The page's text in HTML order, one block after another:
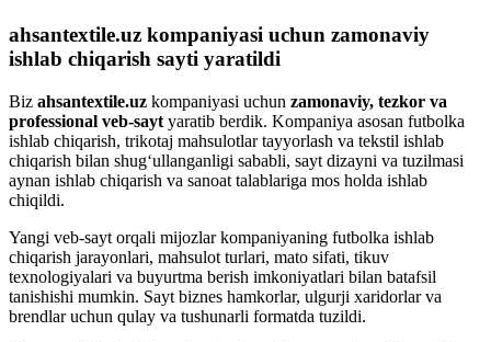
ahsantextile.uz kompaniyasi uchun zamonaviy
ishlab chiqarish sayti yaratildi
Biz ahsantextile.uz kompaniyasi uchun zamonaviy, tezkor va
professional veb-sayt yaratib berdik. Kompaniya asosan futbolka
ishlab chiqarish, trikotaj mahsulotlar tayyorlash va tekstil ishlab
chiqarish bilan shug‘ullanganligi sababli, sayt dizayni va tuzilmasi
aynan ishlab chiqarish va sanoat talablariga mos holda ishlab
chiqildi.
Yangi veb-sayt orqali mijozlar kompaniyaning futbolka ishlab
chiqarish jarayonlari, mahsulot turlari, mato sifati, tikuv
texnologiyalari va buyurtma berish imkoniyatlari bilan batafsil
tanishishi mumkin. Sayt biznes hamkorlar, ulgurji xaridorlar va
brendlar uchun qulay va tushunarli formatda tuzildi.